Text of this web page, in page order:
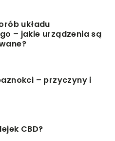
układu
– jakie urządzenia są
– przyczyny i
CBD?